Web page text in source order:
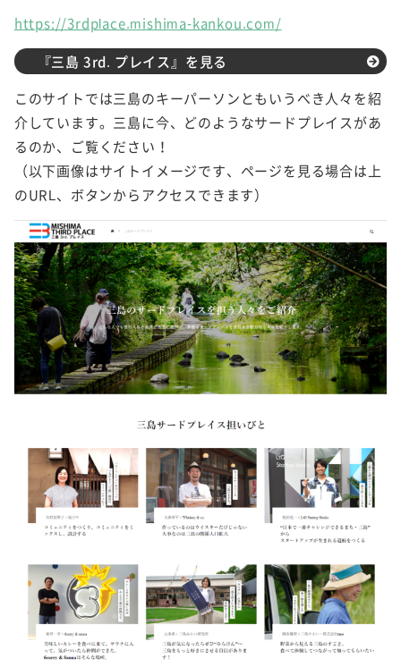
https://3rdplace.mishima-kankou.com/
『三島 3rd. プレイス』を見る
このサイトでは三島のキーパーソンともいうべき人々を紹
介しています。三島に今、どのようなサードプレイスがあ
るのか、ご覧ください！
（以下画像はサイトイメージです、ページを見る場合は上
のURL、ボタンからアクセスできます）